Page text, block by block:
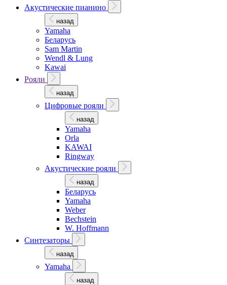
Акустические пианино
назад
Yamaha
Беларусь
Sam Martin
Wendl & Lung
Kawai
Рояли
назад
Цифровые рояли
назад
Yamaha
Orla
KAWAI
Ringway
Акустические рояли
назад
Беларусь
Yamaha
Weber
Bechstein
W. Hoffmann
Синтезаторы
назад
Yamaha
назад